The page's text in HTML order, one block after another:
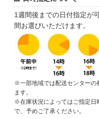
1週間後までの日付指定が
間お選びいただけます。
※一部地域では配送センターの
ます。
※在庫状況によってはご指定日
で、予めご了承ください。